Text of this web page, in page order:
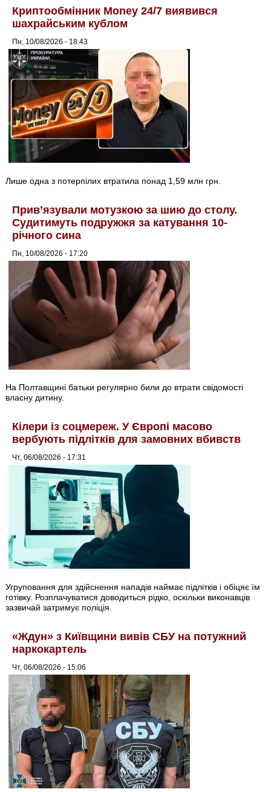
Криптообмінник Money 24/7 виявився
шахрайським кублом
Пн, 10/08/2026 - 18:43
Лише одна з потерпілих втратила понад 1,59 млн грн.
Прив’язували мотузкою за шию до столу.
Судитимуть подружжя за катування 10-
річного сина
Пн, 10/08/2026 - 17:20
На Полтавщині батьки регулярно били до втрати свідомості
власну дитину.
Кілери із соцмереж. У Європі масово
вербують підлітків для замовних вбивств
Чт, 06/08/2026 - 17:31
Угруповання для здійснення нападів наймає підлітків і обіцяє їм
готівку. Розплачуватися доводиться рідко, оскільки виконавців
зазвичай затримує поліція.
«Ждун» з Київщини вивів СБУ на потужний
наркокартель
Чт, 06/08/2026 - 15:06